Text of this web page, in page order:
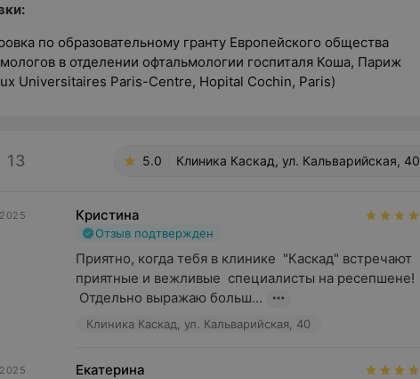
по образовательному гранту Европейского общества
в отделении офтальмологии госпиталя Коша, Париж
Universitaires Paris-Centre, Hopital Cochin, Paris)
13 5.0 Клиника Каскад, ул. Кальварийская, 40
Кристина
Отзыв подтвержден
Приятно, когда тебя в клинике  "Каскад" встречают
приятные и вежливые  специалисты на ресепшене!
Отдельно выражаю больш...
Клиника Каскад, ул. Кальварийская, 40
Екатерина